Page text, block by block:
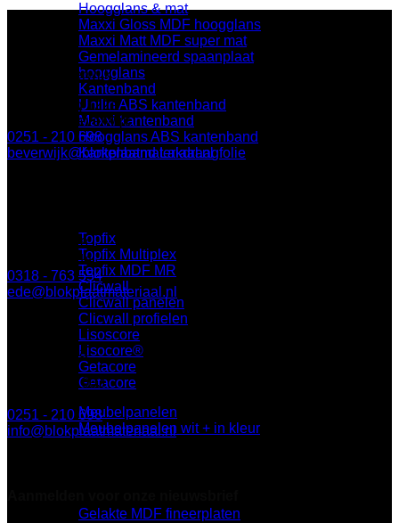
Hoogglans & mat
Maxxi Gloss MDF hoogglans
Maxxi Matt MDF super mat
Gemelamineerd spaanplaat
hoogglans
Kantenband
Unilin ABS kantenband
Maxxi kantenband
Hoogglans ABS kantenband
Kantenband Lakdraagfolie
Topfix
Topfix Multiplex
Topfix MDF MR
Clicwall
Clicwall panelen
Clicwall profielen
Lisoscore
Lisocore®
Getacore
Getacore
Meubelpanelen
Meubelpanelen wit + in kleur
Gelakte MDF fineerplaten
BLOK Beverwijk
Parallelweg 122a
1948 NN Beverwijk
0251 - 210 698
beverwijk@blokplaatmateriaal.nl
Keplerlaan 8
6716 BS Ede
0318 - 763 554
ede@blokplaatmateriaal.nl
BLOK Breda
Minervum 7003
0251 - 210 698
info@blokplaatmateriaal.nl